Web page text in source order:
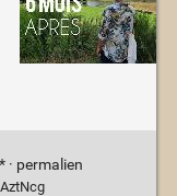
· permalien